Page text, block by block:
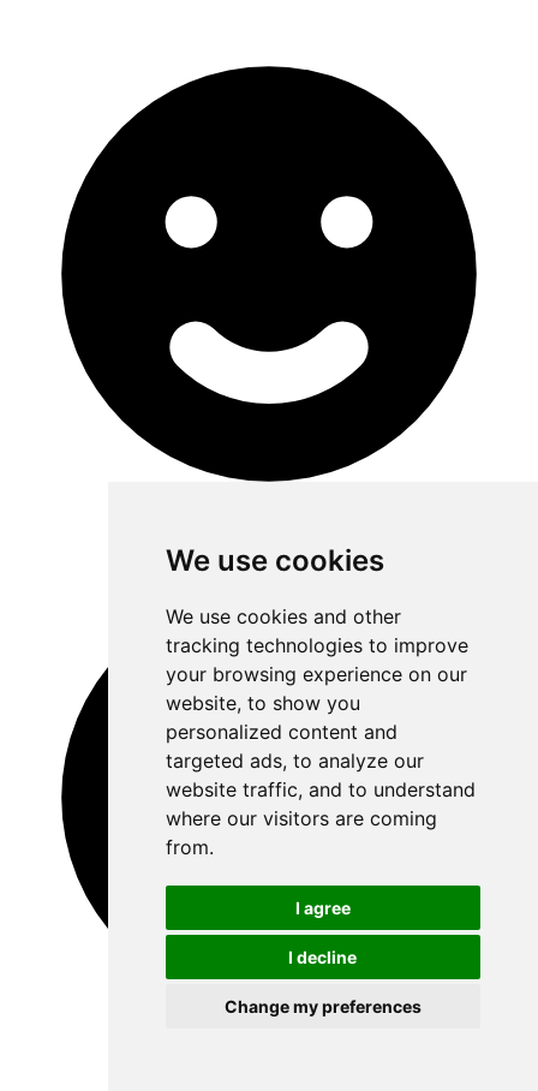
We use cookies
We use cookies and other
tracking technologies to improve
your browsing experience on our
website, to show you
personalized content and
targeted ads, to analyze our
website traffic, and to understand
where our visitors are coming
from.
I agree
I decline
Change my preferences